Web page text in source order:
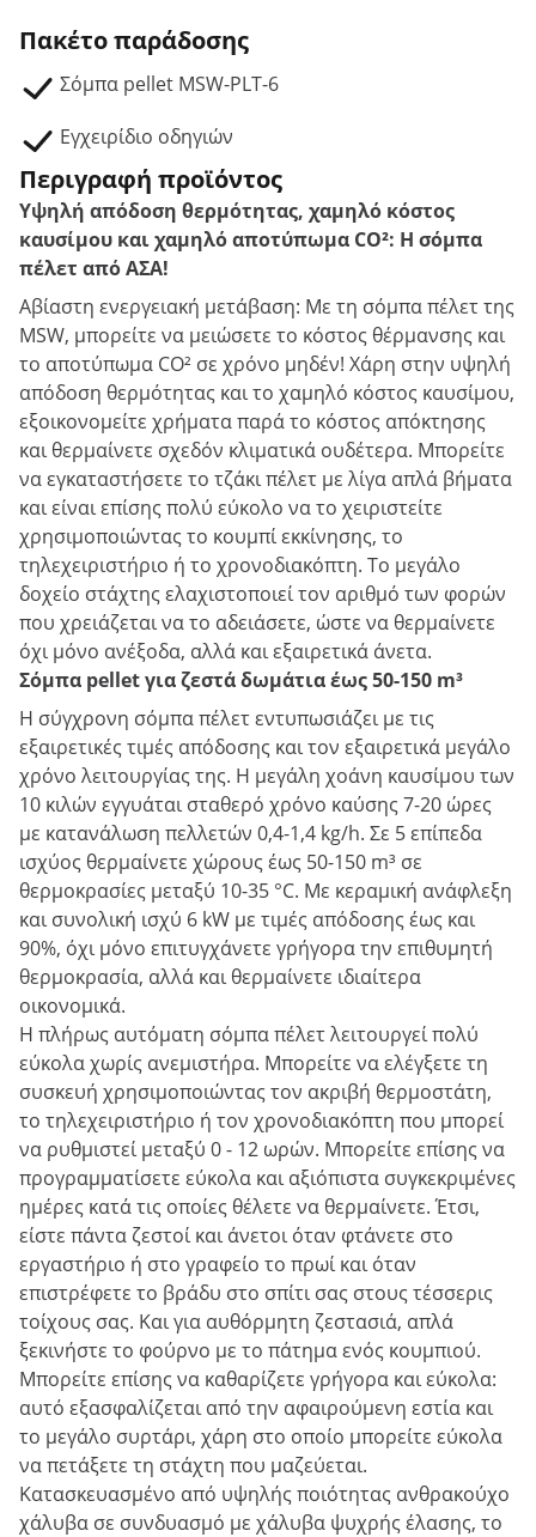
Πακέτο παράδοσης
Σόμπα pellet MSW-PLT-6
Εγχειρίδιο οδηγιών
Περιγραφή προϊόντος
Υψηλή απόδοση θερμότητας, χαμηλό κόστος
καυσίμου και χαμηλό αποτύπωμα CO²: Η σόμπα
πέλετ από ΑΣΑ!
Αβίαστη ενεργειακή μετάβαση: Με τη σόμπα πέλετ της
MSW, μπορείτε να μειώσετε το κόστος θέρμανσης και
το αποτύπωμα CO² σε χρόνο μηδέν! Χάρη στην υψηλή
απόδοση θερμότητας και το χαμηλό κόστος καυσίμου,
εξοικονομείτε χρήματα παρά το κόστος απόκτησης
και θερμαίνετε σχεδόν κλιματικά ουδέτερα. Μπορείτε
να εγκαταστήσετε το τζάκι πέλετ με λίγα απλά βήματα
και είναι επίσης πολύ εύκολο να το χειριστείτε
χρησιμοποιώντας το κουμπί εκκίνησης, το
τηλεχειριστήριο ή το χρονοδιακόπτη. Το μεγάλο
δοχείο στάχτης ελαχιστοποιεί τον αριθμό των φορών
που χρειάζεται να το αδειάσετε, ώστε να θερμαίνετε
όχι μόνο ανέξοδα, αλλά και εξαιρετικά άνετα.
Σόμπα pellet για ζεστά δωμάτια έως 50-150 m³
Η σύγχρονη σόμπα πέλετ εντυπωσιάζει με τις
εξαιρετικές τιμές απόδοσης και τον εξαιρετικά μεγάλο
χρόνο λειτουργίας της. Η μεγάλη χοάνη καυσίμου των
10 κιλών εγγυάται σταθερό χρόνο καύσης 7-20 ώρες
με κατανάλωση πελλετών 0,4-1,4 kg/h. Σε 5 επίπεδα
ισχύος θερμαίνετε χώρους έως 50-150 m³ σε
θερμοκρασίες μεταξύ 10-35 °C. Με κεραμική ανάφλεξη
και συνολική ισχύ 6 kW με τιμές απόδοσης έως και
90%, όχι μόνο επιτυγχάνετε γρήγορα την επιθυμητή
θερμοκρασία, αλλά και θερμαίνετε ιδιαίτερα
οικονομικά.
Η πλήρως αυτόματη σόμπα πέλετ λειτουργεί πολύ
εύκολα χωρίς ανεμιστήρα. Μπορείτε να ελέγξετε τη
συσκευή χρησιμοποιώντας τον ακριβή θερμοστάτη,
το τηλεχειριστήριο ή τον χρονοδιακόπτη που μπορεί
να ρυθμιστεί μεταξύ 0 - 12 ωρών. Μπορείτε επίσης να
προγραμματίσετε εύκολα και αξιόπιστα συγκεκριμένες
ημέρες κατά τις οποίες θέλετε να θερμαίνετε. Έτσι,
είστε πάντα ζεστοί και άνετοι όταν φτάνετε στο
εργαστήριο ή στο γραφείο το πρωί και όταν
επιστρέφετε το βράδυ στο σπίτι σας στους τέσσερις
τοίχους σας. Και για αυθόρμητη ζεστασιά, απλά
ξεκινήστε το φούρνο με το πάτημα ενός κουμπιού.
Μπορείτε επίσης να καθαρίζετε γρήγορα και εύκολα:
αυτό εξασφαλίζεται από την αφαιρούμενη εστία και
το μεγάλο συρτάρι, χάρη στο οποίο μπορείτε εύκολα
να πετάξετε τη στάχτη που μαζεύεται.
Κατασκευασμένο από υψηλής ποιότητας ανθρακούχο
χάλυβα σε συνδυασμό με χάλυβα ψυχρής έλασης, το